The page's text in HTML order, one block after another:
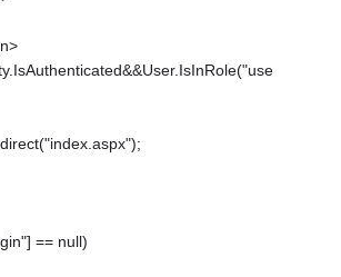
== null)